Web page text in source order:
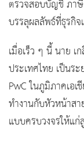
ตรวจสอบบัญชี ภาษี
บรรลุผลลัพธ์ที่ธุรกิจ
เมื่อเร็ว ๆ นี้ นาย เ
ประเทศไทย เป็นร
PwC ในภูมิภาคเอเ
ทำงานกับหัวหน้าส
แบบครบวงจรให้แ